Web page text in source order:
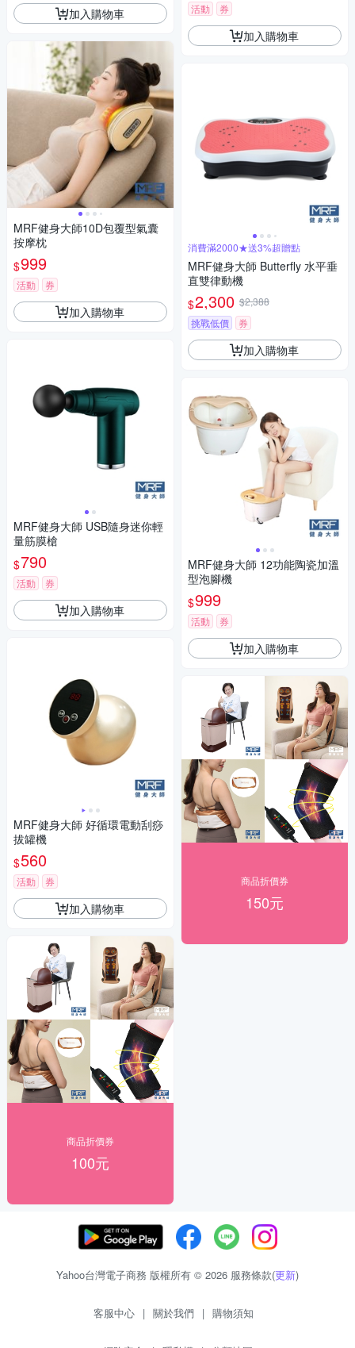
加入購物車
MRF健身大師10D包覆型氣囊
按摩枕
$999
活動 券
加入購物車
MRF健身大師 USB隨身迷你輕
量筋膜槍
$790
活動 券
加入購物車
MRF健身大師 好循環電動刮痧
拔罐機
$560
活動 券
加入購物車
商品折價券
100元
活動 券
加入購物車
消費滿2000★送3%超贈點
MRF健身大師 Butterfly ⽔平垂
直雙律動機
$2,300 $2,388
挑戰低價
券
加入購物車
MRF健身大師 12功能陶瓷加溫
型泡腳機
$999
活動 券
加入購物車
商品折價券
150元
Yahoo台灣電子商務 版權所有 © 2026 服務條款(更新)
客服中心 | 關於我們 | 購物須知